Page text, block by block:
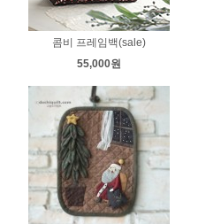
콤비 프레임백(sale)
55,000원